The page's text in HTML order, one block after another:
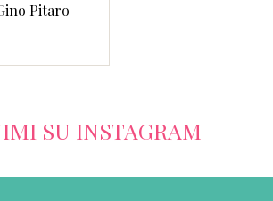
Pitaro
SU INSTAGRAM